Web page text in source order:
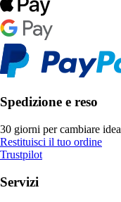
Spedizione e reso
30 giorni per cambiare idea
Restituisci il tuo ordine
Trustpilot
Servizi